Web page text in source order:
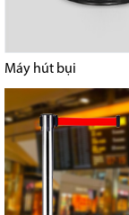
Máy hút bụi